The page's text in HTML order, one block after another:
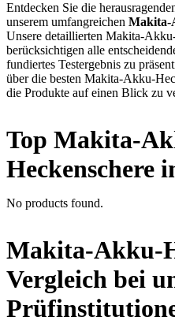
Entdecken Sie die
unserem umfangreichen Makita-
Unsere detaillierten Makita-
berücksichtigen alle
fundiertes Testergebnis zu
über die besten Makita-Akku-
die Produkte auf einen Blick zu
Top Makita-
Heckenschere
No products found.
Makita-Akku-
Vergleich bei